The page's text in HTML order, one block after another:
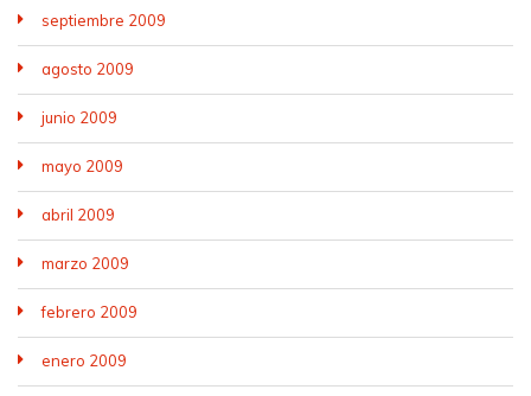
septiembre 2009
agosto 2009
junio 2009
mayo 2009
abril 2009
marzo 2009
febrero 2009
enero 2009